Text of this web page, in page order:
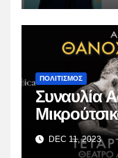
ΠΟΛΙΤΙΣΜΟΣ
Συναυλία
DEC 11, 2023